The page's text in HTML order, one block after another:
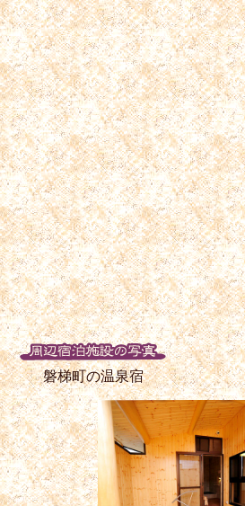
磐梯町の温泉宿